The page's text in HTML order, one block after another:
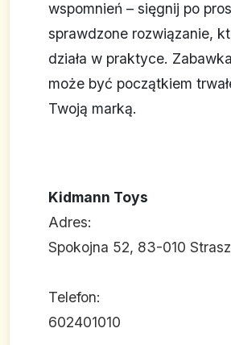
wspomnień – sięgnij po
sprawdzone rozwiązanie,
działa w praktyce.
może być początkiem
Twoją marką.
Kidmann Toys
Adres:
Spokojna 52, 83-010
Telefon:
602401010